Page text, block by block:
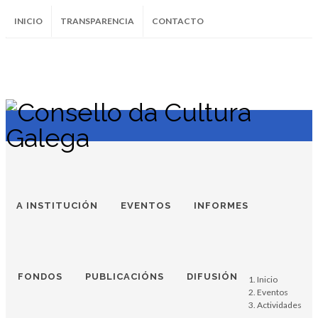
INICIO TRANSPARENCIA CONTACTO
InstagramFacebookTwitter Soundcloud
Youtube
A INSTITUCIÓN EVENTOS INFORMES
FONDOS PUBLICACIÓNS DIFUSIÓN
Inicio
Eventos
Actividades